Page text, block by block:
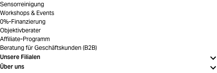
Sensorreinigung
Workshops & Events
0%-Finanzierung
Objektivberater
Affiliate-Programm
Beratung für Geschäftskunden (B2B)
Unsere Filialen
Über uns